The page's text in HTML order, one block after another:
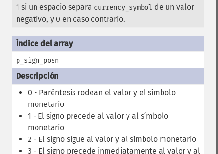
1 si un espacio separa currency_symbol de un valor
negativo, y 0 en caso contrario.
p_sign_posn
0 - Paréntesis rodean el valor y el símbolo
monetario
1 - El signo precede al valor y al símbolo
monetario
2 - El signo sigue al valor y al símbolo monetario
3 - El signo precede inmediatamente al valor y al